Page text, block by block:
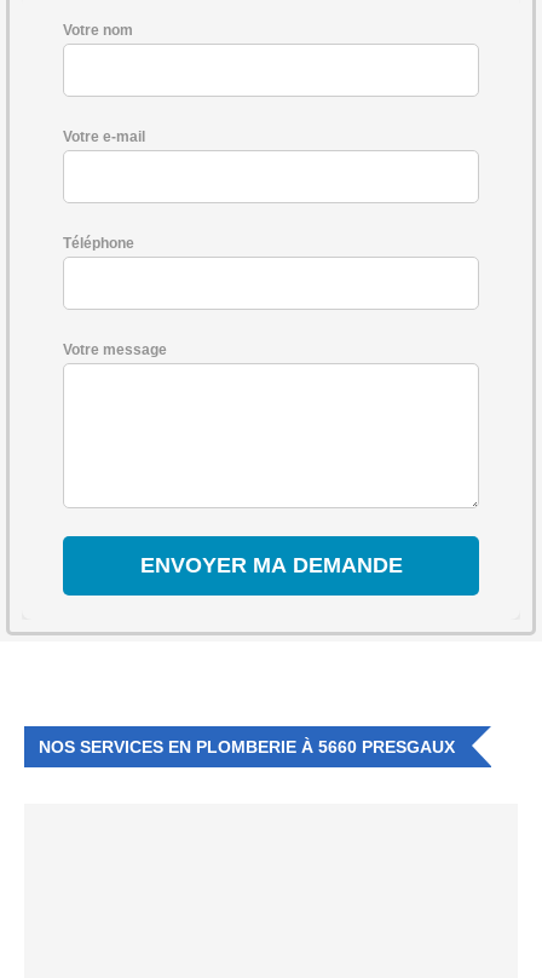
Votre nom
Votre e-mail
Téléphone
Votre message
NOS SERVICES EN PLOMBERIE À 5660 PRESGAUX